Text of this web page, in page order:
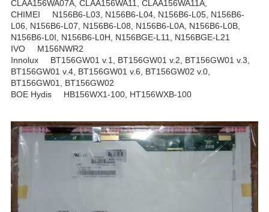
CLAA156WA07A, CLAA156WA11, CLAA156WA11A,
CHIMEI N156B6-L03, N156B6-L04, N156B6-L05, N156B6-
L06, N156B6-L07, N156B6-L08, N156B6-L0A, N156B6-L0B,
N156B6-L0I, N156B6-L0H, N156BGE-L11, N156BGE-L21
IVO M156NWR2
Innolux BT156GW01 v.1, BT156GW01 v.2, BT156GW01 v.3,
BT156GW01 v.4, BT156GW01 v.6, BT156GW02 v.0,
BT156GW01, BT156GW02
BOE Hydis HB156WX1-100, HT156WXB-100